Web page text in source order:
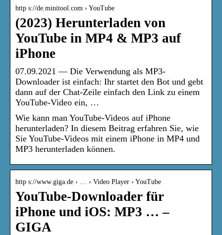
http s://de.minitool.com › YouTube
(2023) Herunterladen von
YouTube in MP4 & MP3 auf
iPhone
07.09.2021 — Die Verwendung als MP3-
Downloader ist einfach: Ihr startet den Bot und gebt
dann auf der Chat-Zeile einfach den Link zu einem
YouTube-Video ein, …
Wie kann man YouTube-Videos auf iPhone
herunterladen? In diesem Beitrag erfahren Sie, wie
Sie YouTube-Videos mit einem iPhone in MP4 und
MP3 herunterladen können.
http s://www.giga.de › … › Video Player › YouTube
YouTube-Downloader für
iPhone und iOS: MP3 … –
GIGA